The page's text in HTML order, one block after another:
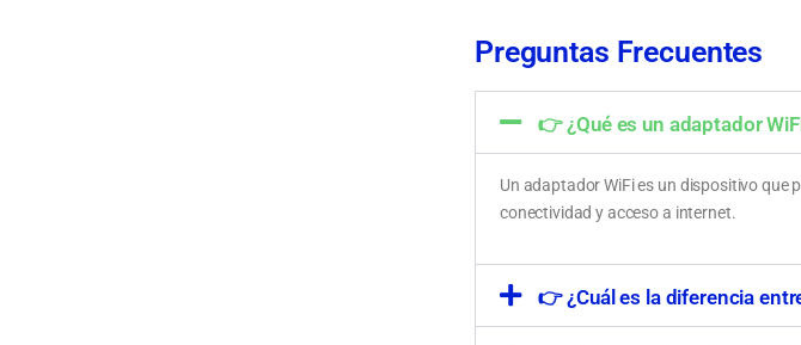
Preguntas Frecuentes
👉 ¿Qué es un adaptador
Un adaptador WiFi es un dispositivo
conectividad y acceso a internet.
👉 ¿Cuál es la diferencia